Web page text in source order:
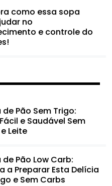
como essa sopa
no
e controle do
Pão Sem Trigo:
e Saudável Sem
Leite
Pão Low Carb:
a Preparar Esta Delícia
e Sem Carbs